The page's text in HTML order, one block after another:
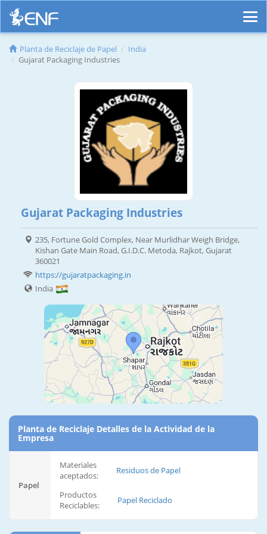
Planta de Reciclaje de Papel
India
Gujarat Packaging Industries
Gujarat Packaging Industries
235, Fortune Gold Complex, Near Murlidhar Weigh Bridge,
Kishan Gate Main Road, G.I.D.C. Metoda, Rajkot, Gujarat
360021
https://gujaratpackaging.in
India
Planta de Reciclaje Detalles de la Actividad de la
Empresa
Papel
Materiales
aceptados:
Residuos de Papel
Productos
Reciclables:
Papel Reciclado